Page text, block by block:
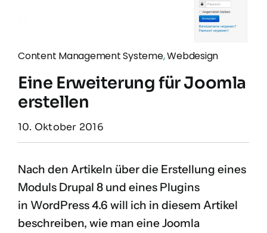
Content Management Systeme,Webdesign
Eine Erweiterung für Joomla
erstellen
10. Oktober 2016
Nach den Artikeln über die Erstellung eines
Moduls Drupal 8 und eines Plugins
in WordPress 4.6 will ich in diesem Artikel
beschreiben, wie man eine Joomla